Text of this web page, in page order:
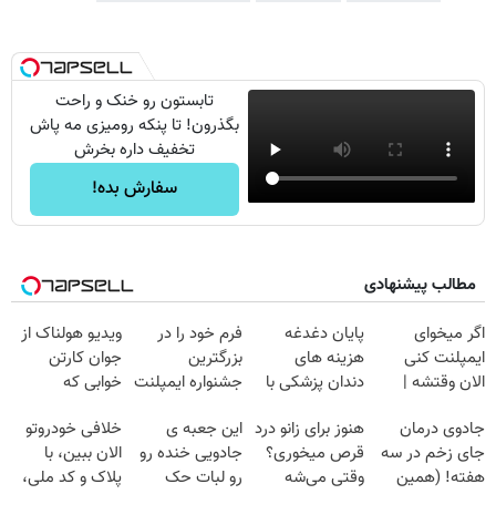
تابستون رو خنک و راحت
بگذرون! تا پنکه رومیزی مه پاش
تخفیف داره بخرش
سفارش بده!
مطالب پیشنهادی
اگر میخوای
ایمپلنت کنی
الان وقتشه |
میلیون تومان!!!
پایان دغدغه
هزینه های
دندان پزشکی با
خانگی
فرم خود را در
بزرگترین
جشنواره ایمپلنت
فقط ۲۵ میلیون
ویدیو هولناک از
جوان کارتن
خوابی که
آموزش رایگان
جادوی درمان
جای زخم در سه
هفته! (همین
هنوز برای زانو درد
قرص میخوری؟
وقتی می‌شه
این جعبه ی
جادویی خنده رو
رو لبات حک
خلافی خودروتو
الان ببین، با
پلاک و کد ملی،